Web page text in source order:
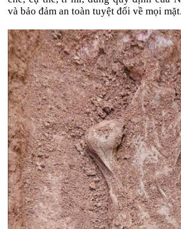
và bảo đảm an toàn tuyệt đối về mọi mặt.